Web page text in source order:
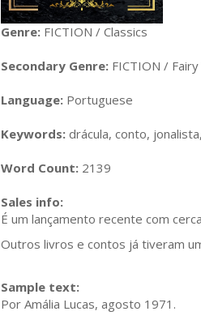
Genre: FICTION / Classics
Secondary Genre: FICTION /
Language: Portuguese
Keywords: drácula, conto,
Word Count: 2139
Sales info:
É um lançamento recente com
Outros livros e contos já tiveram
Sample text:
Por Amália Lucas, agosto 1971.